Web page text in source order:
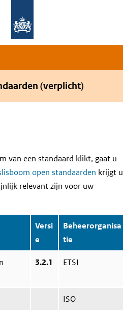
(verplicht)
van een standaard klikt, gaat u
open standaarden krijgt u
relevant zijn voor uw
Versi
e
Beheerorganisa
tie
3.2.1 ETSI
ISO